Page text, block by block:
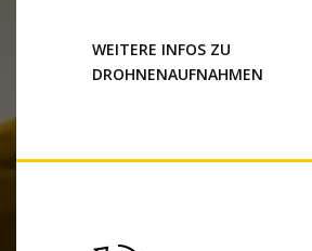
WEITERE INFOS ZU
DROHNENAUFNAHMEN